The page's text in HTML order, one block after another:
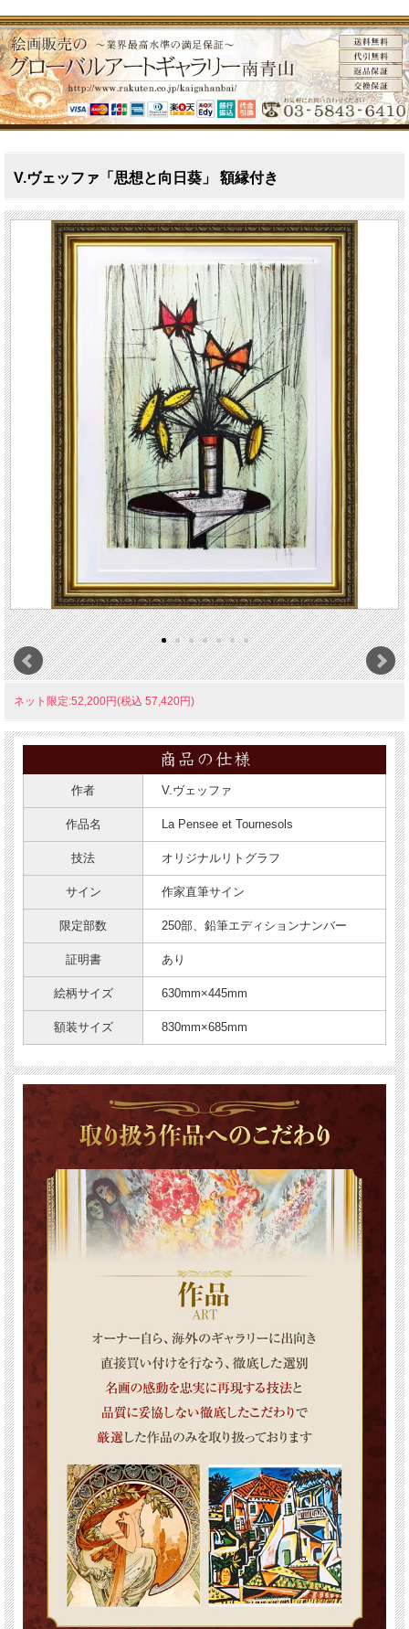
V.ヴェッファ「思想と向日葵」 額縁付き
ネット限定:52,200円(税込 57,420円)
作者 V.ヴェッファ
作品名 La Pensee et Tournesols
技法 オリジナルリトグラフ
サイン 作家直筆サイン
限定部数 250部、鉛筆エディションナンバー
証明書 あり
絵柄サイズ 630mm×445mm
額装サイズ 830mm×685mm